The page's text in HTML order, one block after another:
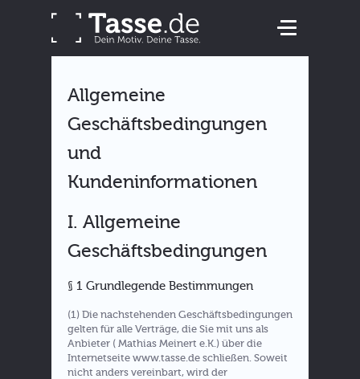
Allgemeine
Geschäftsbedingungen
und
Kundeninformationen
I. Allgemeine
Geschäftsbedingungen
§ 1 Grundlegende Bestimmungen
(1) Die nachstehenden Geschäftsbedingungen
gelten für alle Verträge, die Sie mit uns als
Anbieter ( Mathias Meinert e.K.) über die
Internetseite www.tasse.de schließen. Soweit
nicht anders vereinbart, wird der